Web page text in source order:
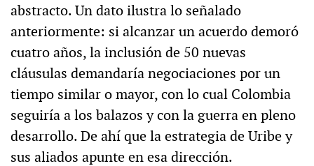
abstracto. Un dato ilustra lo señalado
anteriormente: si alcanzar un acuerdo demoró
cuatro años, la inclusión de 50 nuevas
cláusulas demandaría negociaciones por un
tiempo similar o mayor, con lo cual Colombia
seguiría a los balazos y con la guerra en pleno
desarrollo. De ahí que la estrategia de Uribe y
sus aliados apunte en esa dirección.